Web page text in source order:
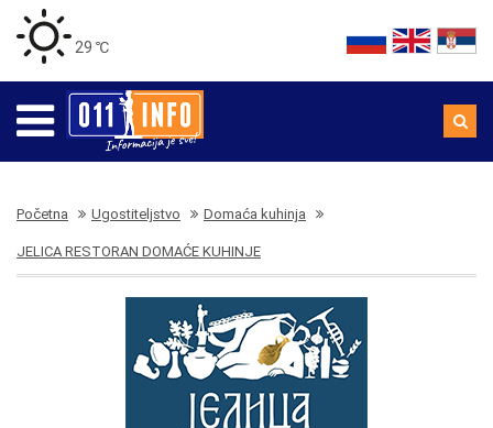
29 ℃
Početna Ugostiteljstvo Domaća kuhinja
JELICA RESTORAN DOMAĆE KUHINJE